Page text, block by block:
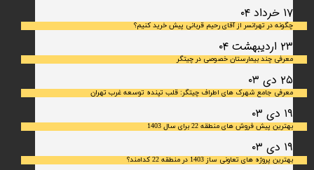
۱۷ خرداد ۰۴
چگونه در تهرانسر از آقای رحیم قربانی پیش خرید کنیم؟
۲۳ اردیبهشت ۰۴
معرفی چند بیمارستان خصوصی در چیتگر
۲۵ دی ۰۳
معرفی جامع شهرک‌ های اطراف چیتگر: قلب تپنده توسعه غرب تهران
۱۹ دی ۰۳
بهترین پیش فروش های منطقه 22 برای سال 1403
۱۹ دی ۰۳
بهترین پروژه های تعاونی ساز 1403 در منطقه 22 کدامند؟